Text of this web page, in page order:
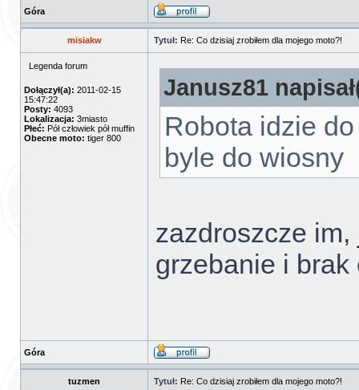
Góra
misiakw Tytuł: Re: Co dzisiaj zrobiłem dla mojego moto?!
Legenda forum
Dołączył(a): 2011-02-15
15:47:22
Posty: 4093
Lokalizacja: 3miasto
Płeć: Pół człowiek pół muffin
Obecne moto: tiger 800
Janusz81
Robota idzie
byle do wiosny
zazdroszcze
grzebanie i brak
Góra
tuzmen Tytuł: Re: Co dzisiaj zrobiłem dla mojego moto?!